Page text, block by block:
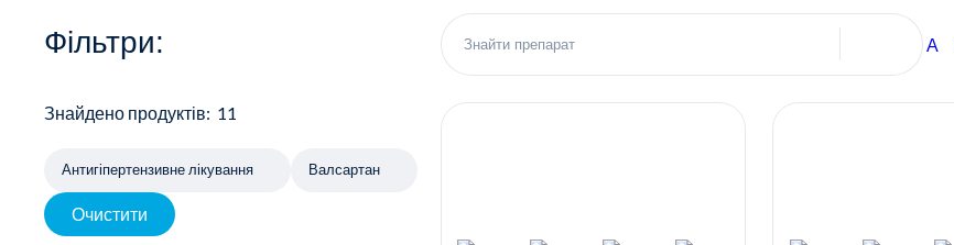
Фільтри:
Знайдено продуктів: 11
Антигіпертензивне лікування Валсартан
Очистити
А